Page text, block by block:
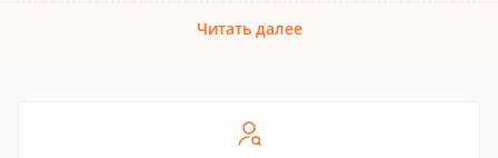
Читать далее